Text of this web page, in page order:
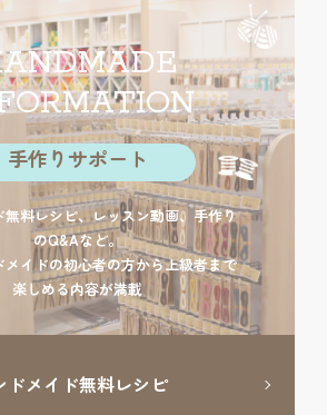
手作りサポート
無料レシピ、レッスン動画、手作り
のQ&Aなど。
メイドの初心者の方から上級者まで
楽しめる内容が満載
ドメイド無料レシピ